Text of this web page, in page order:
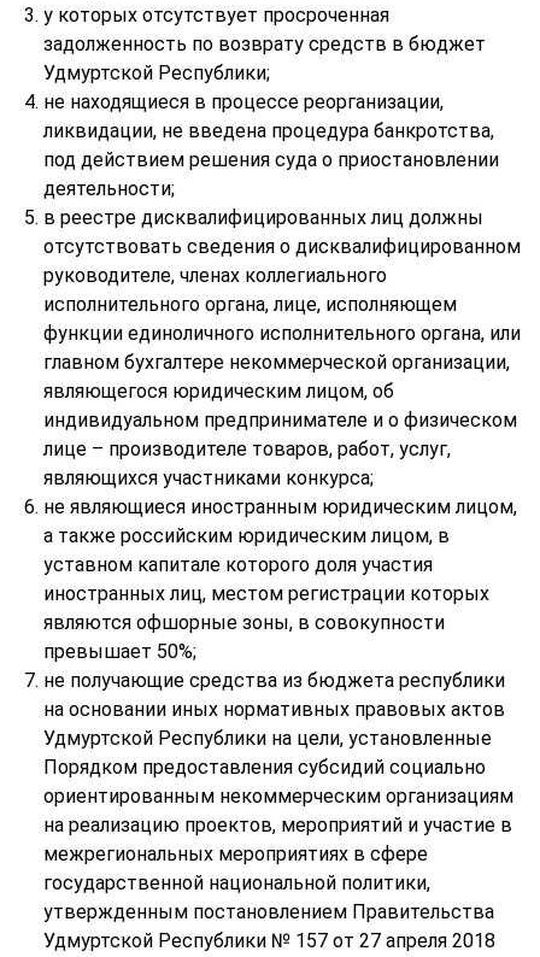
у которых отсутствует просроченная
задолженность по возврату средств в бюджет
Удмуртской Республики;
не находящиеся в процессе реорганизации,
ликвидации, не введена процедура банкротства,
под действием решения суда о приостановлении
деятельности;
в реестре дисквалифицированных лиц должны
отсутствовать сведения о дисквалифицированном
руководителе, членах коллегиального
исполнительного органа, лице, исполняющем
функции единоличного исполнительного органа, или
главном бухгалтере некоммерческой организации,
являющегося юридическим лицом, об
индивидуальном предпринимателе и о физическом
лице – производителе товаров, работ, услуг,
являющихся участниками конкурса;
не являющиеся иностранным юридическим лицом,
а также российским юридическим лицом, в
уставном капитале которого доля участия
иностранных лиц, местом регистрации которых
являются офшорные зоны, в совокупности
превышает 50%;
не получающие средства из бюджета республики
на основании иных нормативных правовых актов
Удмуртской Республики на цели, установленные
Порядком предоставления субсидий социально
ориентированным некоммерческим организациям
на реализацию проектов, мероприятий и участие в
межрегиональных мероприятиях в сфере
государственной национальной политики,
утвержденным постановлением Правительства
Удмуртской Республики № 157 от 27 апреля 2018